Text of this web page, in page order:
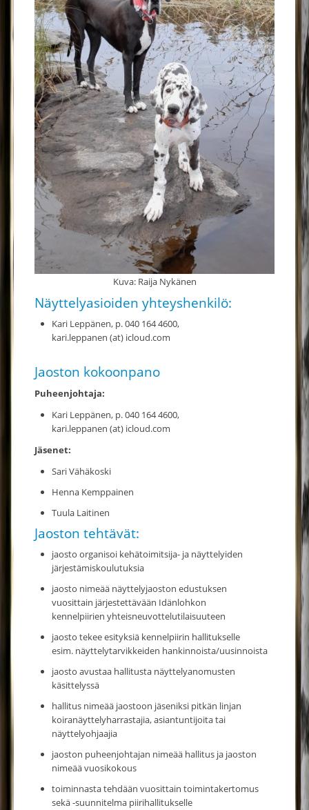
Kuva: Raija Nykänen
Näyttelyasioiden yhteyshenkilö:
Kari Leppänen, p. 040 164 4600,
kari.leppanen (at) icloud.com
Jaoston kokoonpano
Puheenjohtaja:
Kari Leppänen, p. 040 164 4600,
kari.leppanen (at) icloud.com
Jäsenet:
Sari Vähäkoski
Henna Kemppainen
Tuula Laitinen
Jaoston tehtävät:
jaosto organisoi kehätoimitsija- ja näyttelyiden
järjestämiskoulutuksia
jaosto nimeää näyttelyjaoston edustuksen
vuosittain järjestettävään Idänlohkon
kennelpiirien yhteisneuvottelutilaisuuteen
jaosto tekee esityksiä kennelpiirin hallitukselle
esim. näyttelytarvikkeiden hankinnoista/uusinnoista
jaosto avustaa hallitusta näyttelyanomusten
käsittelyssä
hallitus nimeää jaostoon jäseniksi pitkän linjan
koiranäyttelyharrastajia, asiantuntijoita tai
näyttelyohjaajia
jaoston puheenjohtajan nimeää hallitus ja jaoston
nimeää vuosikokous
toiminnasta tehdään vuosittain toimintakertomus
sekä -suunnitelma piirihallitukselle